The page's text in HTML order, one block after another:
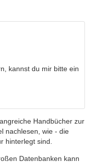
kannst du mir bitte ein
Handbücher zur
nachlesen, wie - die
hinterlegt sind.
Datenbanken kann